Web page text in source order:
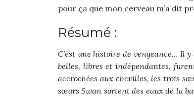
pour ça que mon cerveau m’a dit
Résumé :
C’est une histoire de vengeance… Il
belles, libres et indépendantes,
accrochées aux chevilles, les trois
sœurs Swan sortent des eaux de la